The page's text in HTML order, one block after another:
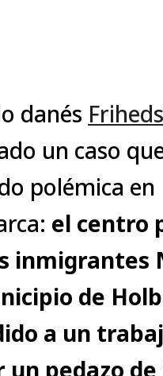
danés
un caso
polémica en
el centro
inmigrantes
de
a un
un pedazo